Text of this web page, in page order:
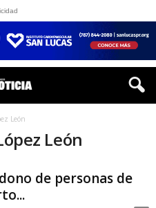
León
León
de personas de